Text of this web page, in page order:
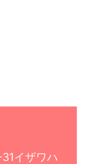
イザワハ